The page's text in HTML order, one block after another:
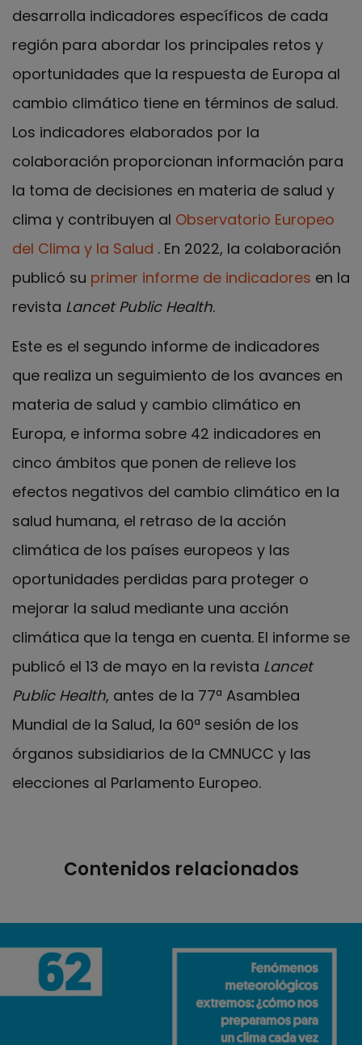
desarrolla indicadores específicos de cada
región para abordar los principales retos y
oportunidades que la respuesta de Europa al
cambio climático tiene en términos de salud.
Los indicadores elaborados por la
colaboración proporcionan información para
la toma de decisiones en materia de salud y
clima y contribuyen al Observatorio Europeo
del Clima y la Salud . En 2022, la colaboración
publicó su primer informe de indicadores en la
revista Lancet Public Health.
Este es el segundo informe de indicadores
que realiza un seguimiento de los avances en
materia de salud y cambio climático en
Europa, e informa sobre 42 indicadores en
cinco ámbitos que ponen de relieve los
efectos negativos del cambio climático en la
salud humana, el retraso de la acción
climática de los países europeos y las
oportunidades perdidas para proteger o
mejorar la salud mediante una acción
climática que la tenga en cuenta. El informe se
publicó el 13 de mayo en la revista Lancet
Public Health, antes de la 77ª Asamblea
Mundial de la Salud, la 60ª sesión de los
órganos subsidiarios de la CMNUCC y las
elecciones al Parlamento Europeo.
Contenidos relacionados